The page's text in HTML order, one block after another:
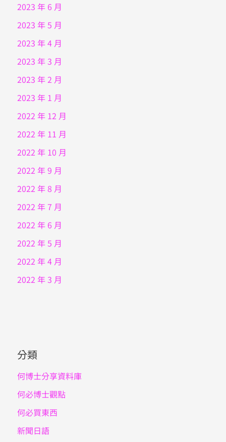
2023 年 6 月
2023 年 5 月
2023 年 4 月
2023 年 3 月
2023 年 2 月
2023 年 1 月
2022 年 12 月
2022 年 11 月
2022 年 10 月
2022 年 9 月
2022 年 8 月
2022 年 7 月
2022 年 6 月
2022 年 5 月
2022 年 4 月
2022 年 3 月
分類
何博士分享資料庫
何必博士觀點
何必買東西
新聞日語